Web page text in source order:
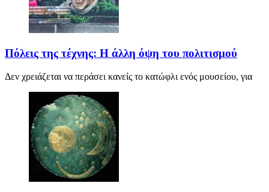
Πόλεις της τέχνης: Η άλλη όψη του πολιτισμού
Δεν χρειάζεται να περάσει κανείς το κατώφλι ενός μουσείου, για